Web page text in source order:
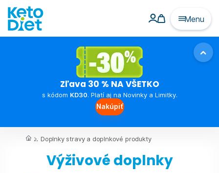
Menu
Zľava 30 % NA VŠETKO
s kódom KD30. Platí aj na Novinky a Limitky.
Nakúpiť
... Doplnky stravy a doplnkové produkty
Výživové doplnky